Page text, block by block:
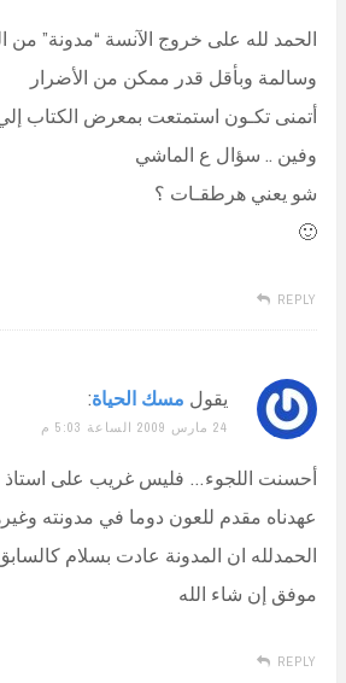
الحمد لله على خروج الآنسة “مدونة” من
وسالمة وبأقل قدر ممكن من الأضرار
أتمنى تكـون استمتعت بمعرض الكتاب
وفين .. سؤال ع الماشي
شو يعني هرطقـات ؟
🙂
REPLY
يقول مسك الحياة:
24 مارس 2009 الساعة 5:03 م
أحسنت اللجوء… فليس غريب على استاذ
عهدناه مقدم للعون دوما في مدونته
الحمدلله ان المدونة عادت بسلام
موفق إن شاء الله
REPLY